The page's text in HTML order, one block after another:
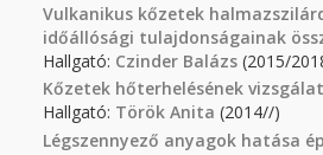
Vulkanikus kőzetek
időállósági tulajdonságainak
Hallgató: Czinder Balázs (2015/
Kőzetek hőterhelésének
Hallgató: Török Anita (2014//)
Légszennyező anyagok hatása